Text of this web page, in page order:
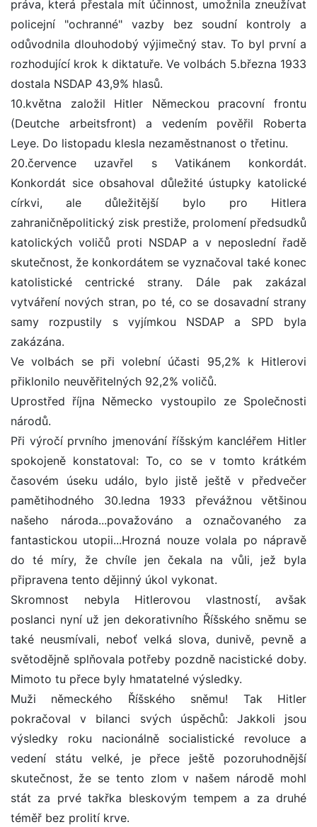
práva, která přestala mít účinnost, umožnila zneužívat
policejní "ochranné" vazby bez soudní kontroly a
odůvodnila dlouhodobý výjimečný stav. To byl první a
rozhodující krok k diktatuře. Ve volbách 5.března 1933
dostala NSDAP 43,9% hlasů.
10.května založil Hitler Německou pracovní frontu
(Deutche arbeitsfront) a vedením pověřil Roberta
Leye. Do listopadu klesla nezaměstnanost o třetinu.
20.července uzavřel s Vatikánem konkordát.
Konkordát sice obsahoval důležité ústupky katolické
církvi, ale důležitější bylo pro Hitlera
zahraničněpolitický zisk prestiže, prolomení předsudků
katolických voličů proti NSDAP a v neposlední řadě
skutečnost, že konkordátem se vyznačoval také konec
katolistické centrické strany. Dále pak zakázal
vytváření nových stran, po té, co se dosavadní strany
samy rozpustily s vyjímkou NSDAP a SPD byla
zakázána.
Ve volbách se při volební účasti 95,2% k Hitlerovi
přiklonilo neuvěřitelných 92,2% voličů.
Uprostřed října Německo vystoupilo ze Společnosti
národů.
Při výročí prvního jmenování říšským kancléřem Hitler
spokojeně konstatoval: To, co se v tomto krátkém
časovém úseku událo, bylo jistě ještě v předvečer
pamětihodného 30.ledna 1933 převážnou většinou
našeho národa...považováno a označovaného za
fantastickou utopii...Hrozná nouze volala po nápravě
do té míry, že chvíle jen čekala na vůli, jež byla
připravena tento dějinný úkol vykonat.
Skromnost nebyla Hitlerovou vlastností, avšak
poslanci nyní už jen dekorativního Říšského sněmu se
také neusmívali, neboť velká slova, dunivě, pevně a
světodějně splňovala potřeby pozdně nacistické doby.
Mimoto tu přece byly hmatatelné výsledky.
Muži německého Říšského sněmu! Tak Hitler
pokračoval v bilanci svých úspěchů: Jakkoli jsou
výsledky roku nacionálně socialistické revoluce a
vedení státu velké, je přece ještě pozoruhodnější
skutečnost, že se tento zlom v našem národě mohl
stát za prvé takřka bleskovým tempem a za druhé
téměř bez prolití krve.